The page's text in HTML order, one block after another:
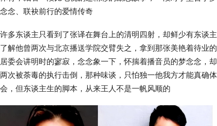
念念、联袂前行的爱情传奇
许多东谈主只看到了张译在舞台上的清明四射，却鲜少有东谈主
了解他曾两次与北京播送学院交臂失之，拿到那张美艳着待业的
居委会讲明时的寥寂，念念象一下，怀揣着播音员的梦念念，却
两次被荼毒的执行击倒，那种味谈，只怕独一他我方才能真确体
会，但东谈主生的脚本，从来王人不是一帆风顺的